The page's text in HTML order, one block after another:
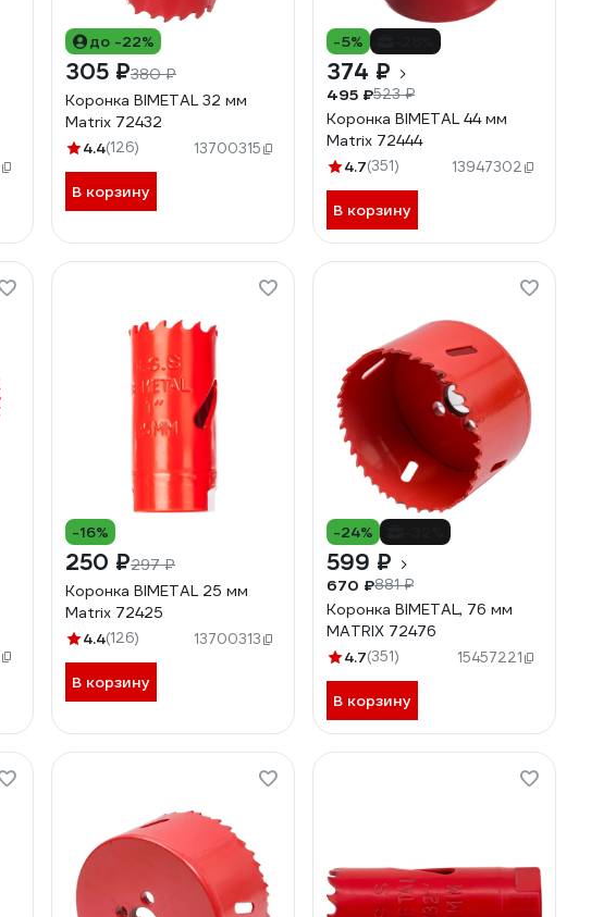
до -22%
305 ₽380 ₽
Коронка BIMETAL 32 мм
Matrix 72432
4.4(126) 13700315
В корзину
-5%
374 ₽
495 ₽523 ₽
Коронка BIMETAL 44 мм
Matrix 72444
4.7(351) 13947302
В корзину
-16%
250 ₽297 ₽
Коронка BIMETAL 25 мм
Matrix 72425
4.4(126) 13700313
В корзину
-24%
599 ₽
670 ₽881 ₽
Коронка BIMETAL, 76 мм
MATRIX 72476
4.7(351) 15457221
В корзину